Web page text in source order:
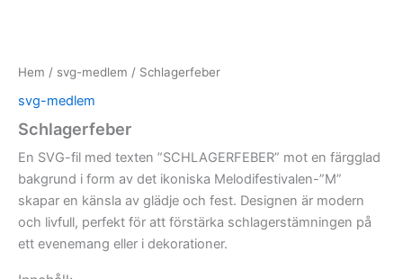
Hem / svg-medlem / Schlagerfeber
svg-medlem
Schlagerfeber
En SVG-fil med texten ”SCHLAGERFEBER” mot en färgglad
bakgrund i form av det ikoniska Melodifestivalen-”M”
skapar en känsla av glädje och fest. Designen är modern
och livfull, perfekt för att förstärka schlagerstämningen på
ett evenemang eller i dekorationer.